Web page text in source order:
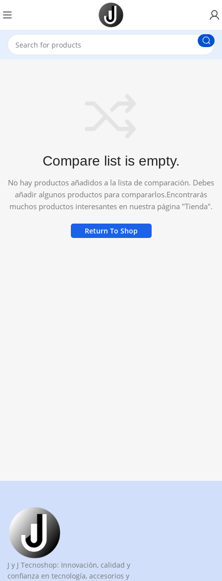
Compare list is empty.
No hay productos añadidos a la lista de comparación. Debes
añadir algunos productos para compararlos.Encontrarás
muchos productos interesantes en nuestra página "Tienda".
Return To Shop
J y J Tecnoshop: Innovación, calidad y
confianza en tecnología, accesorios y